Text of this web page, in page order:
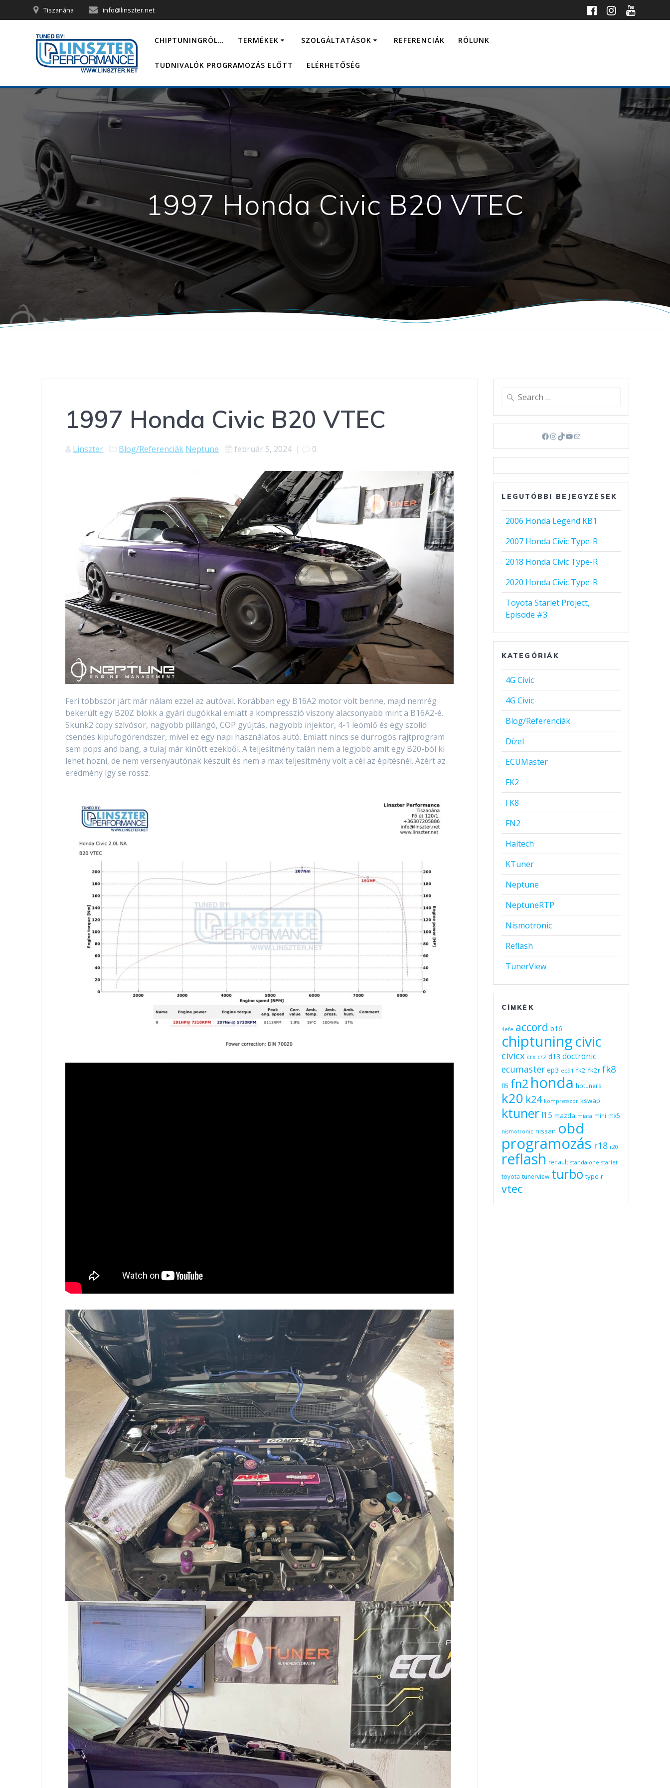
to
Tiszanána info@linszter.net
CHIPTUNINGRÓL… TERMÉKEK SZOLGÁLTATÁSOK REFERENCIÁK RÓLUNK
TUDNIVALÓK PROGRAMOZÁS ELŐTT ELÉRHETŐSÉG
1997 Honda Civic B20 VTEC
1997 Honda Civic B20 VTEC
Linszter Blog/Referenciák Neptune február 5, 2024| 0
Feri többször járt már nálam ezzel az autóval. Korábban egy B16A2 motor volt benne, majd nemrég
bekerült egy B20Z blokk a gyári dugókkal emiatt a kompresszió viszony alacsonyabb mint a B16A2-é.
Skunk2 copy szívósor, nagyobb pillangó, COP gyújtás, nagyobb injektor, 4-1 leömlő és egy szolid
csendes kipufogórendszer, mivel ez egy napi használatos autó. Emiatt nincs se durrogós rajtprogram
sem pops and bang, a tulaj már kinőtt ezekből. A teljesítmény talán nem a legjobb amit egy B20-ból ki
lehet hozni, de nem versenyautónak készült és nem a max teljesítmény volt a cél az építésnél. Azért az
eredmény így se rossz.
Search
Facebook
Instagram
TikTok
YouTube
Mail
LEGUTÓBBI BEJEGYZÉSEK
2006 Honda Legend KB1
2007 Honda Civic Type-R
2018 Honda Civic Type-R
2020 Honda Civic Type-R
Toyota Starlet Project,
Episode #3
KATEGÓRIÁK
4G Civic
4G Civic
Blog/Referenciák
Dízel
ECUMaster
FK2
FK8
FN2
Haltech
KTuner
Neptune
NeptuneRTP
Nismotronic
Reflash
TunerView
CÍMKÉK
4efe accord b16
chiptuningcivic
civicx crx crz d13 doctronic
ecumaster ep3 ep91 fk2 fk2r fk8
fl5 fn2 honda hptuners
k20 k24 kompresszor kswap
ktuner l15 mazda miata mini mx5
nismotronic nissan obd
programozás r18 r20
reflash renault standalone starlet
toyota tunerview turbo type-r
vtec